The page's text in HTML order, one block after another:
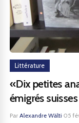
Littérature
«Dix petites
émigrés suisses
Par Alexandre Wälti·05